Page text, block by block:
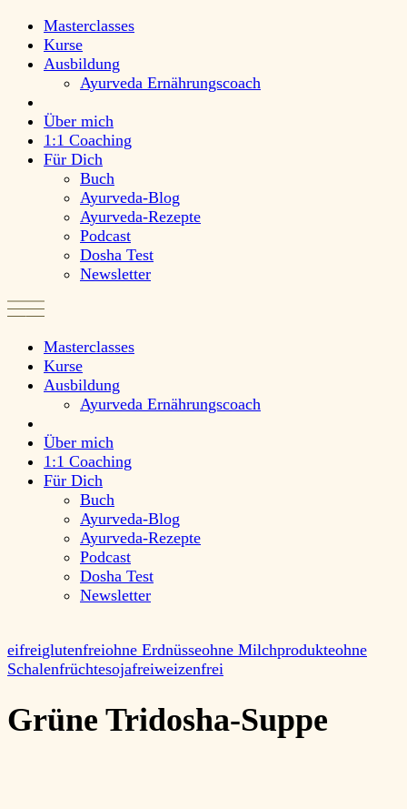
Masterclasses
Kurse
Ausbildung
Ayurveda Ernährungscoach
Über mich
1:1 Coaching
Für Dich
Buch
Ayurveda-Blog
Ayurveda-Rezepte
Podcast
Dosha Test
Newsletter
Masterclasses
Kurse
Ausbildung
Ayurveda Ernährungscoach
Über mich
1:1 Coaching
Für Dich
Buch
Ayurveda-Blog
Ayurveda-Rezepte
Podcast
Dosha Test
Newsletter
eifreiglutenfreiohne Erdnüsseohne Milchprodukteohne
Schalenfrüchtesojafreiweizenfrei
Grüne Tridosha-Suppe